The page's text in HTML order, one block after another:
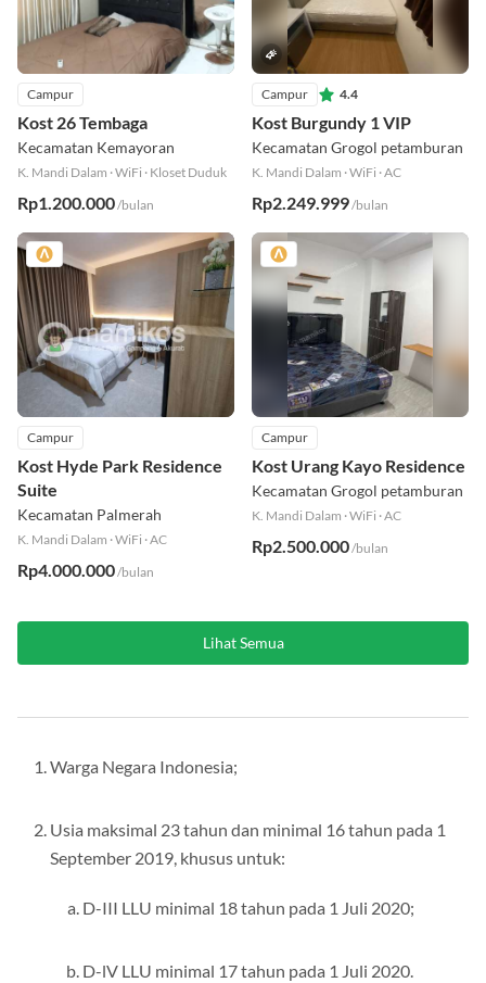
Campur
Kost 26 Tembaga
Kecamatan Kemayoran
K. Mandi Dalam ·WiFi · Kloset Duduk
Rp1.200.000/bulan
Campur 4.4
Kost Burgundy 1 VIP
Kecamatan Grogol petamburan
K. Mandi Dalam ·WiFi ·AC
Rp2.249.999/bulan
Campur
Kost Hyde Park Residence
Suite
Kecamatan Palmerah
K. Mandi Dalam ·WiFi ·AC
Rp4.000.000/bulan
Campur
Kost Urang Kayo Residence
Kecamatan Grogol petamburan
K. Mandi Dalam ·WiFi ·AC
Rp2.500.000/bulan
Lihat Semua
Warga Negara Indonesia;
Usia maksimal 23 tahun dan minimal 16 tahun pada 1
September 2019, khusus untuk:
D-III LLU minimal 18 tahun pada 1 Juli 2020;
D-lV LLU minimal 17 tahun pada 1 Juli 2020.